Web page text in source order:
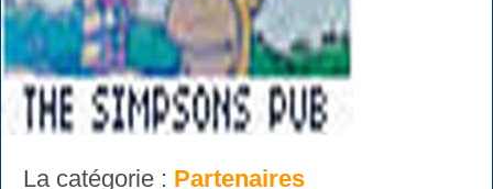
La catégorie : Partenaires